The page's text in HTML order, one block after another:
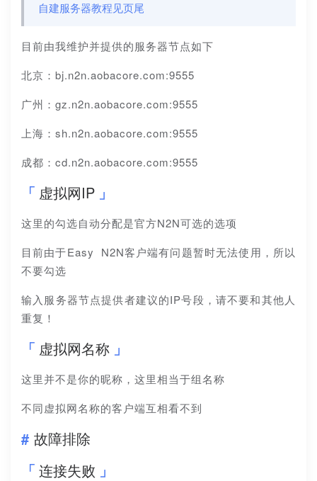
自建服务器教程见页尾
目前由我维护并提供的服务器节点如下
北京：bj.n2n.aobacore.com:9555
广州：gz.n2n.aobacore.com:9555
上海：sh.n2n.aobacore.com:9555
成都：cd.n2n.aobacore.com:9555
虚拟网IP
这里的勾选自动分配是官方N2N可选的选项
目前由于Easy N2N客户端有问题暂时无法使用，所以
不要勾选
输入服务器节点提供者建议的IP号段，请不要和其他人
重复！
虚拟网名称
这里并不是你的昵称，这里相当于组名称
不同虚拟网名称的客户端互相看不到
故障排除
连接失败